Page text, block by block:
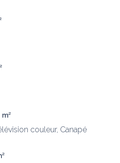
²
m²
couleur, Canapé
²